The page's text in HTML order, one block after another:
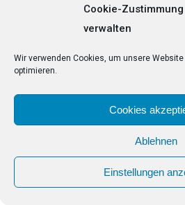
Cookie-Zustimmung
verwalten
Wir verwenden Cookies, um unsere
optimieren.
Cookies
Ablehnen
Einstellungen
Unternehmen, ihre digitale
datengetriebene Analysen
verbessern. Diese
einer präziseren
und höheren